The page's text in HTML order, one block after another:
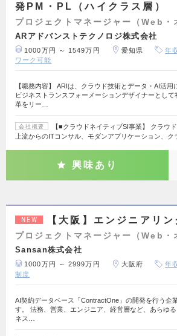
発PM・PL（ハイクラス層）
プロジェクトマネージャー（Web・
ARアドバンストテクノロジ株式会社
1000万円 ～ 1549万円 愛知県 年
ワーク可能
【職務内容】 ARIは、クラウド技術とデータ・AI活用
ビジネストランスフォーメーションデザイナーとして
革をリー…
会社概要
【■クラウドネイティブSI事業】 クラウ
上流からのITコンサル、モダンアプリケーション、
興味あり
NEW 【大阪】エンジニアリ
プロジェクトマネージャー（Web・
Sansan株式会社
1000万円 ～ 2999万円 大阪府 年
制度
AI契約データベース「ContractOne」の開発を行う企
す。 法務、営業、エンジニア、経営層など、あらゆ
ネス…